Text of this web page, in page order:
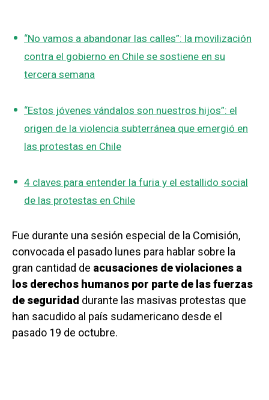
“No vamos a abandonar las calles”: la movilización
contra el gobierno en Chile se sostiene en su
tercera semana
“Estos jóvenes vándalos son nuestros hijos”: el
origen de la violencia subterránea que emergió en
las protestas en Chile
4 claves para entender la furia y el estallido social
de las protestas en Chile
Fue durante una sesión especial de la Comisión,
convocada el pasado lunes para hablar sobre la
gran cantidad de acusaciones de violaciones a
los derechos humanos por parte de las fuerzas
de seguridad durante las masivas protestas que
han sacudido al país sudamericano desde el
pasado 19 de octubre.